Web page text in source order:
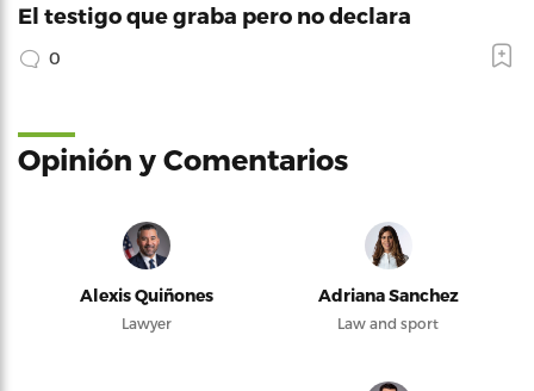
El testigo que graba pero no declara
0
Opinión y Comentarios
Alexis Quiñones
Lawyer
Adriana Sanchez
Law and sport